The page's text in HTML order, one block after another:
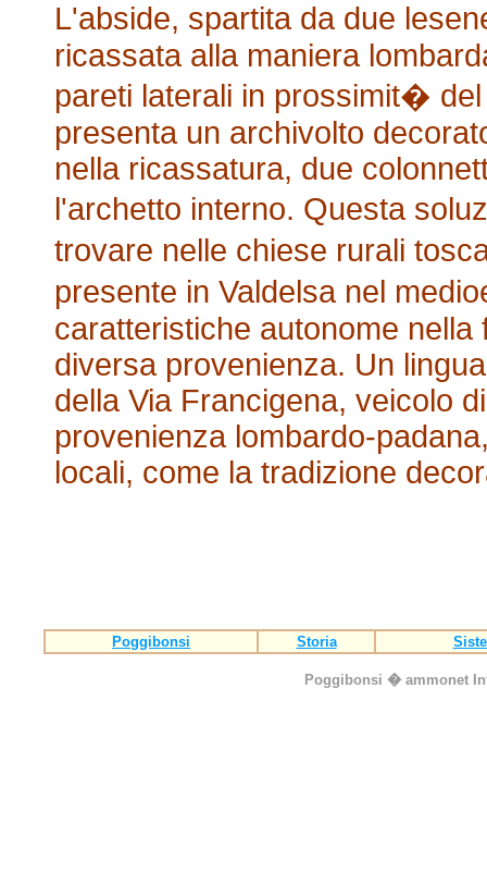
L'abside, spartita da due
ricassata alla maniera
pareti laterali in prossimit�
presenta un archivolto
nella ricassatura, due
l'archetto interno. Questa
trovare nelle chiese rurali
presente in Valdelsa nel
caratteristiche autonome
diversa provenienza. Un
della Via Francigena, veicolo
provenienza lombardo-
locali, come la tradizione
Poggibonsi Storia
Poggibonsi � ammonet